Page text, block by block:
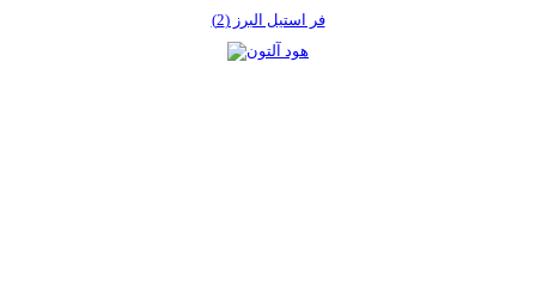
فر استیل البرز (2)